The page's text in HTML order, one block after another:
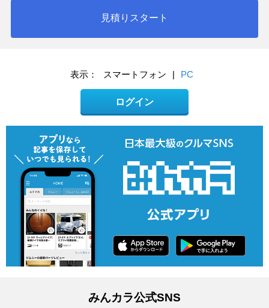
見積りスタート
表示： スマートフォン | PC
ログイン
みんカラ公式SNS